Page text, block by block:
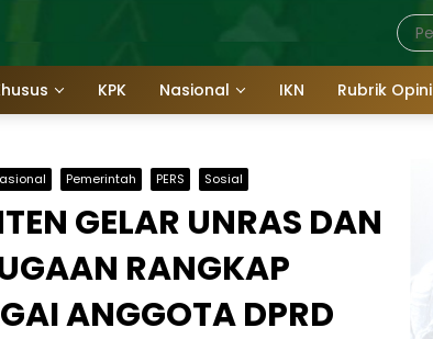
KPK Nasional IKN Rubrik Opini
Pemerintah PERS Sosial
GELAR UNRAS DAN
RANGKAP
ANGGOTA DPRD